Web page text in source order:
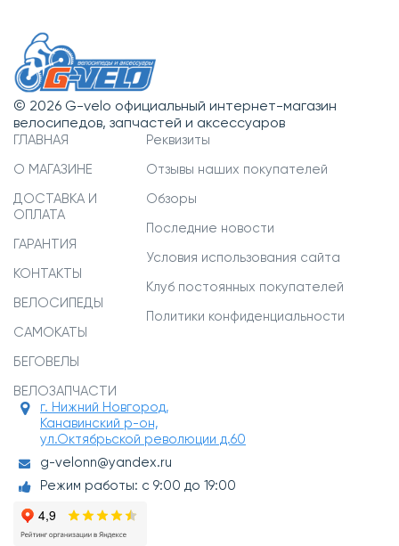
© 2026 G-velo официальный интернет-магазин
велосипедов, запчастей и аксессуаров
ГЛАВНАЯ
О МАГАЗИНЕ
ДОСТАВКА И
ОПЛАТА
ГАРАНТИЯ
КОНТАКТЫ
ВЕЛОСИПЕДЫ
САМОКАТЫ
БЕГОВЕЛЫ
ВЕЛОЗАПЧАСТИ
Реквизиты
Отзывы наших покупателей
Обзоры
Последние новости
Условия использования сайта
Клуб постоянных покупателей
Политики конфиденциальности
г. Нижний Новгород,
Канавинский р-он,
ул.Октябрьской революции д.60
g-velonn@yandex.ru
Режим работы: с 9:00 до 19:00